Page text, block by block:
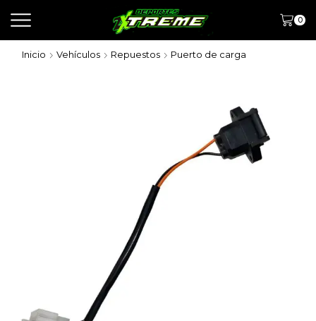
0
Inicio Vehículos Repuestos Puerto de carga